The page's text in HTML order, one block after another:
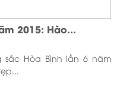
2015: Hào...
sắc Hòa Bình lần 6 năm